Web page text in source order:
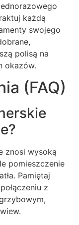
każdą
swojego
polisą na
okazów.
(FAQ)
znosi wysoką
pomieszczenie
Pamiętaj
z